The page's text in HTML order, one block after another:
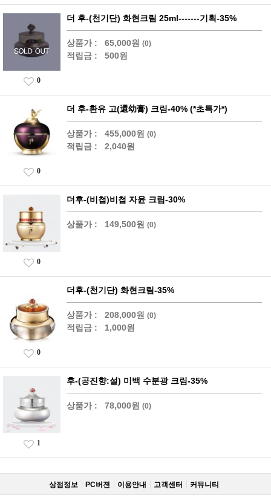
더 후-(천기단) 화현크림 25ml-------기획-35%
상품가 : 65,000원 (0)
적립금 : 500원
0
더 후-환유 고(還幼膏) 크림-40% (*초특가*)
상품가 : 455,000원 (0)
적립금 : 2,040원
0
더후-(비첩)비첩 자윤 크림-30%
상품가 : 149,500원 (0)
0
더후-(천기단) 화현크림-35%
상품가 : 208,000원 (0)
적립금 : 1,000원
0
후-(공진향:설) 미백 수분광 크림-35%
상품가 : 78,000원 (0)
1
상점정보 PC버젼 이용안내 고객센터 커뮤니티